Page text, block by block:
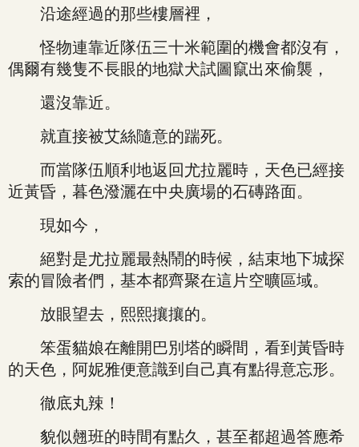
沿途經過的那些樓層裡，
怪物連靠近隊伍三十米範圍的機會都沒有，
偶爾有幾隻不長眼的地獄犬試圖竄出來偷襲，
還沒靠近。
就直接被艾絲隨意的踹死。
而當隊伍順利地返回尤拉麗時，天色已經接
近黃昏，暮色潑灑在中央廣場的石磚路面。
現如今，
絕對是尤拉麗最熱鬧的時候，結束地下城探
索的冒險者們，基本都齊聚在這片空曠區域。
放眼望去，熙熙攘攘的。
笨蛋貓娘在離開巴別塔的瞬間，看到黃昏時
的天色，阿妮雅便意識到自己真有點得意忘形。
徹底丸辣！
貌似翹班的時間有點久，甚至都超過答應希